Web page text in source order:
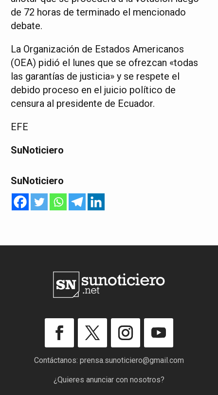
de 72 horas de terminado el mencionado
debate.
La Organización de Estados Americanos
(OEA) pidió el lunes que se ofrezcan «todas
las garantías de justicia» y se respete el
debido proceso en el juicio político de
censura al presidente de Ecuador.
EFE
SuNoticiero
SuNoticiero
Contáctanos: prensa.sunoticiero@gmail.com
¿Quieres anunciar con nosotros?